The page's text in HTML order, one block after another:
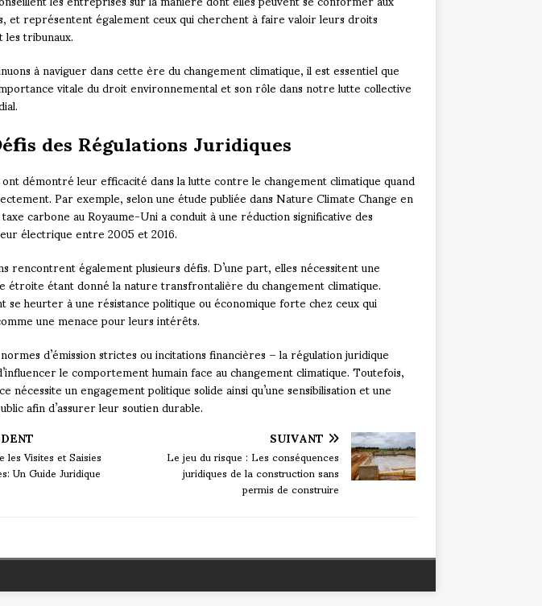
et représentent également ceux qui cherchent à faire valoir leurs droits
tribunaux.
à naviguer dans cette ère du changement climatique, il est essentiel que
vitale du droit environnemental et son rôle dans notre lutte collective
des Régulations Juridiques
démontré leur efficacité dans la lutte contre le changement climatique quand
Par exemple, selon une étude publiée dans Nature Climate Change en
carbone au Royaume-Uni a conduit à une réduction significative des
électrique entre 2005 et 2016.
rencontrent également plusieurs défis. D’une part, elles nécessitent une
étant donné la nature transfrontalière du changement climatique.
se heurter à une résistance politique ou économique forte chez ceux qui
une menace pour leurs intérêts.
d’émission strictes ou incitations financières – la régulation juridique
le comportement humain face au changement climatique. Toutefois,
un engagement politique solide ainsi qu’une sensibilisation et une
afin d’assurer leur soutien durable.
Visites et Saisies
Un Guide Juridique
SUIVANT
Le jeu du risque : Les conséquences
juridiques de la construction sans
permis de construire